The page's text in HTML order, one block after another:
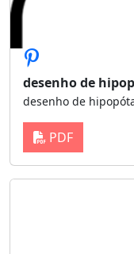
desenho de
desenho de
PDF